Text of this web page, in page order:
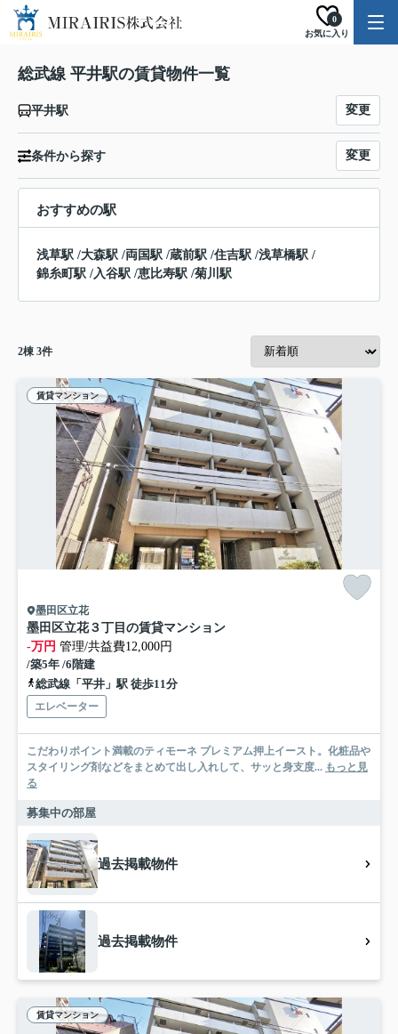
お気に入り
0
総武線 平井駅の賃貸物件一覧
平井駅 変更
条件から探す 変更
おすすめの駅
浅草駅 /大森駅 /両国駅 /蔵前駅 /住吉駅 /浅草橋駅 /
錦糸町駅 /入谷駅 /恵比寿駅 /菊川駅
2棟 3件
賃貸マンション
墨田区立花
墨田区立花３丁目の賃貸マンション
-万円 管理/共益費12,000円
/築5年 /6階建
総武線「平井」駅 徒歩11分
エレベーター
こだわりポイント満載のティモーネ プレミアム押上イースト。化粧品や
スタイリング剤などをまとめて出し入れして、サッと身支度... もっと見
る
募集中の部屋
過去掲載物件
過去掲載物件
賃貸マンション